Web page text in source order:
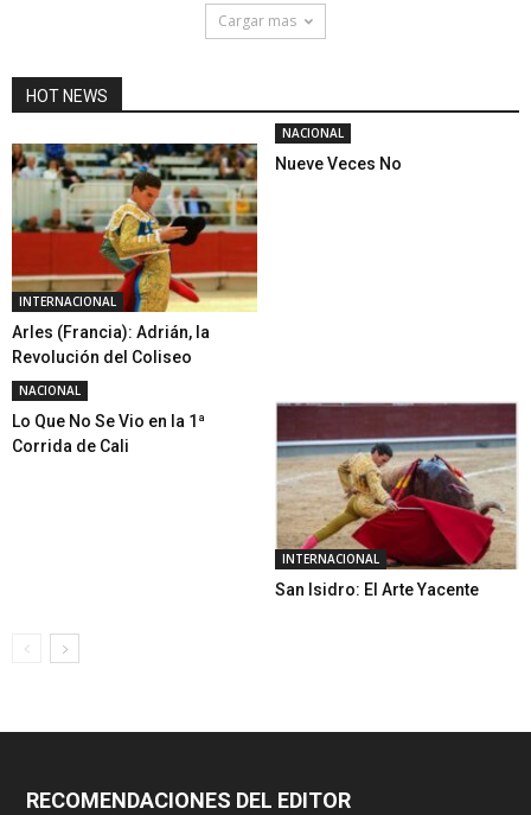
Cargar mas
HOT NEWS
INTERNACIONAL
Arles (Francia): Adrián, la
Revolución del Coliseo
NACIONAL
Nueve Veces No
NACIONAL
Lo Que No Se Vio en la 1ª
Corrida de Cali
INTERNACIONAL
San Isidro: El Arte Yacente
RECOMENDACIONES DEL EDITOR